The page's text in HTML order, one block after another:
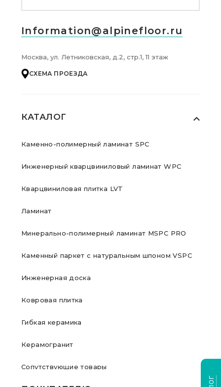
КАТАЛОГ
Каменно-полимерный ламинат SPC
Инженерный кварцвиниловый ламинат WPC
Кварцвиниловая плитка LVT
Ламинат
Минерально-полимерный ламинат MSPC PRO
Каменный паркет с натуральным шпоном VSPC
Инженерная доска
Ковровая плитка
Гибкая керамика
Керамогранит
Сопутствующие товары
Information@alpinefloor.ru
Москва, ул. Летниковская, д.2, стр.1, 11 этаж
СХЕМА ПРОЕЗДА